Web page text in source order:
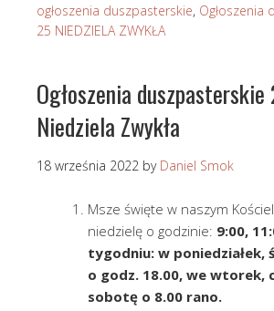
ogłoszenia duszpasterskie, Ogłoszenia
25 NIEDZIELA ZWYKŁA
Ogłoszenia duszpasterskie
Niedziela Zwykła
18 września 2022 by Daniel Smok
Msze święte w naszym
niedzielę o godzinie: 9:00,
tygodniu: w poniedziałek,
o godz. 18.00, we wtorek,
sobotę o 8.00 rano.